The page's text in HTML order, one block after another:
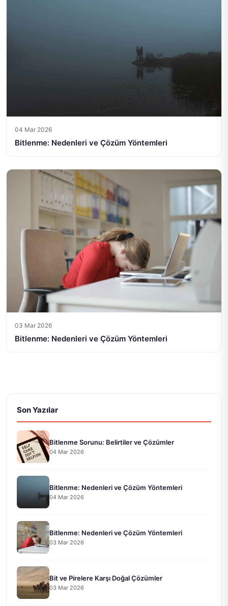
04 Mar 2026
Bitlenme: Nedenleri ve Çözüm Yöntemleri
03 Mar 2026
Bitlenme: Nedenleri ve Çözüm Yöntemleri
Son Yazılar
Bitlenme Sorunu: Belirtiler ve Çözümler
04 Mar 2026
Bitlenme: Nedenleri ve Çözüm Yöntemleri
04 Mar 2026
Bitlenme: Nedenleri ve Çözüm Yöntemleri
03 Mar 2026
Bit ve Pirelere Karşı Doğal Çözümler
03 Mar 2026